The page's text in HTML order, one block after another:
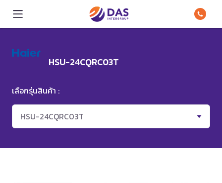
HSU-24CQRC03T
เลือกรุ่นสินค้า :
HSU-24CQRC03T